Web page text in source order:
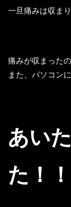
一旦痛みは収まり
痛みが収まった
また、パソコン
あい
た！！